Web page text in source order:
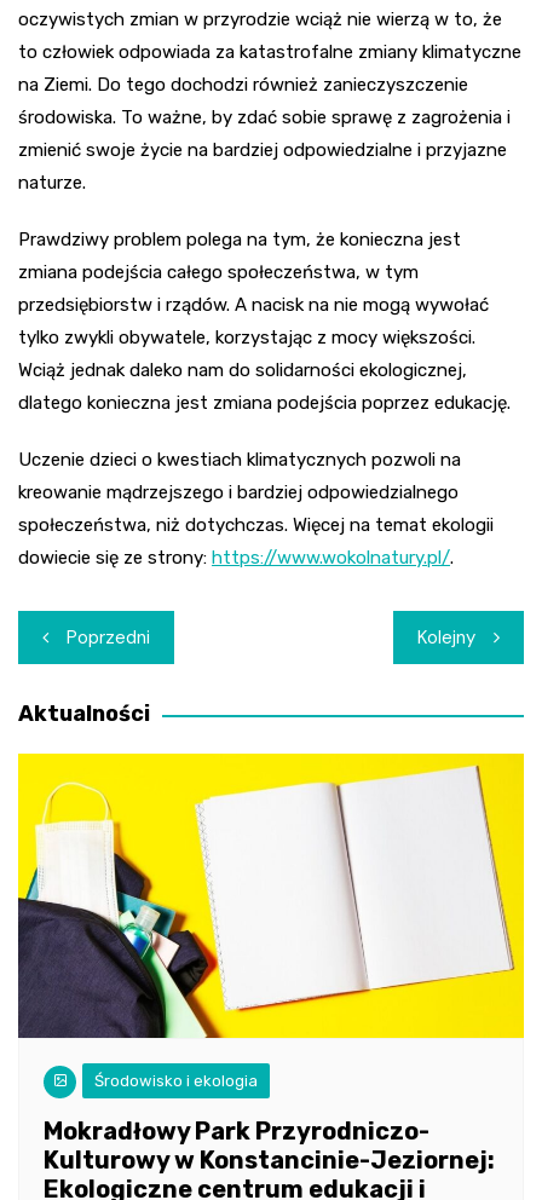
oczywistych zmian w przyrodzie wciąż nie wierzą w to, że
to człowiek odpowiada za katastrofalne zmiany klimatyczne
na Ziemi. Do tego dochodzi również zanieczyszczenie
środowiska. To ważne, by zdać sobie sprawę z zagrożenia i
zmienić swoje życie na bardziej odpowiedzialne i przyjazne
naturze.
Prawdziwy problem polega na tym, że konieczna jest
zmiana podejścia całego społeczeństwa, w tym
przedsiębiorstw i rządów. A nacisk na nie mogą wywołać
tylko zwykli obywatele, korzystając z mocy większości.
Wciąż jednak daleko nam do solidarności ekologicznej,
dlatego konieczna jest zmiana podejścia poprzez edukację.
Uczenie dzieci o kwestiach klimatycznych pozwoli na
kreowanie mądrzejszego i bardziej odpowiedzialnego
społeczeństwa, niż dotychczas. Więcej na temat ekologii
dowiecie się ze strony: https://www.wokolnatury.pl/.
Nawigacja
wpisu
Poprzedni Kolejny
Aktualności
Środowisko i ekologia
Mokradłowy Park Przyrodniczo-
Kulturowy w Konstancinie-Jeziornej:
Ekologiczne centrum edukacji i